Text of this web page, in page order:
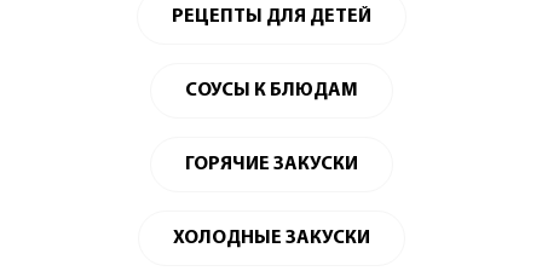
РЕЦЕПТЫ ДЛЯ ДЕТЕЙ
СОУСЫ К БЛЮДАМ
ГОРЯЧИЕ ЗАКУСКИ
ХОЛОДНЫЕ ЗАКУСКИ